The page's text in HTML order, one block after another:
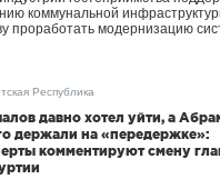
коммунальной
проработать модернизацию
Республика
давно хотел уйти, а
держали на «передержке»:
комментируют смену